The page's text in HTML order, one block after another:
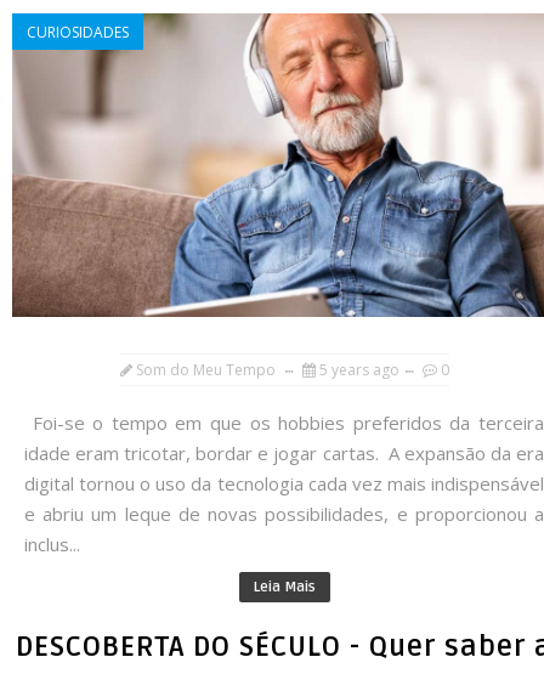
CURIOSIDADES
Som do Meu Tempo 5 years ago 0
Foi-se o tempo em que os hobbies preferidos da terceira
idade eram tricotar, bordar e jogar cartas. A expansão da era
digital tornou o uso da tecnologia cada vez mais indispensável
e abriu um leque de novas possibilidades, e proporcionou a
inclus...
Leia Mais
DESCOBERTA DO SÉCULO - Quer saber